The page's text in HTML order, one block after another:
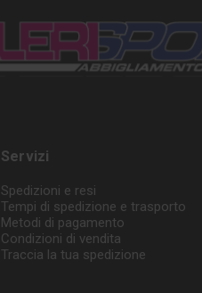
Servizi
Spedizioni e resi
Tempi di spedizione e trasporto
Metodi di pagamento
Condizioni di vendita
Traccia la tua spedizione